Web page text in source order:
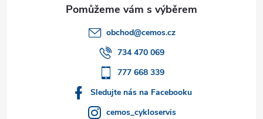
obchod@cemos.cz
734 470 069
777 668 339
Sledujte nás na Facebooku
cemos_cykloservis